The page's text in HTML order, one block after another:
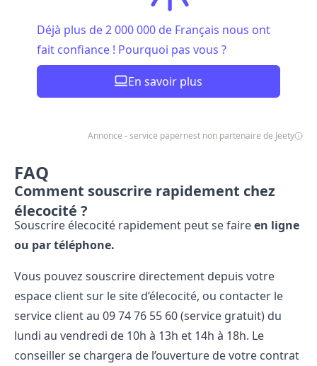
Déjà plus de 2 000 000 de Français nous ont
fait confiance ! Pourquoi pas vous ?
En savoir plus
Annonce - service papernest non partenaire de Jeety
FAQ
Comment souscrire rapidement chez
élecocité ?
Souscrire élecocité rapidement peut se faireen ligne
ou par téléphone.
Vous pouvez souscrire directement depuis votre
espace client sur le site d’élecocité, ou contacter le
service client au 09​ 74​ 76​ 55​ 60 (service gratuit) du
lundi au vendredi de 10h à 13h et 14h à 18h. Le
conseiller se chargera de l’ouverture de votre contrat